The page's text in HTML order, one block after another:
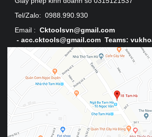
Tel/Zalo: 0988.990.930
Email : Cktoolsvn@gmail.com
- acc.cktools@gmail.com Teams: